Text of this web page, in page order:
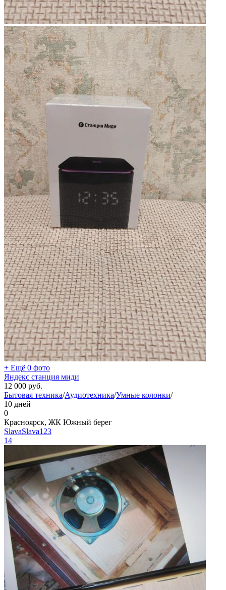
+ Ещё 0 фото
Яндекс станция миди
12 000 руб.
Бытовая техника/Аудиотехника/Умные колонки/
10 дней
0
Красноярск, ЖК Южный берег
SlavaSlava123
14